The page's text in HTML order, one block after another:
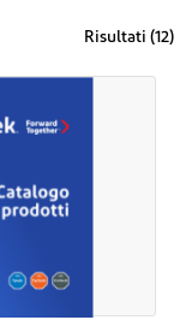
Risultati (12)